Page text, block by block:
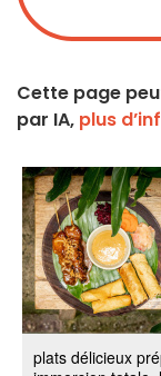
Cette page
par IA, plus